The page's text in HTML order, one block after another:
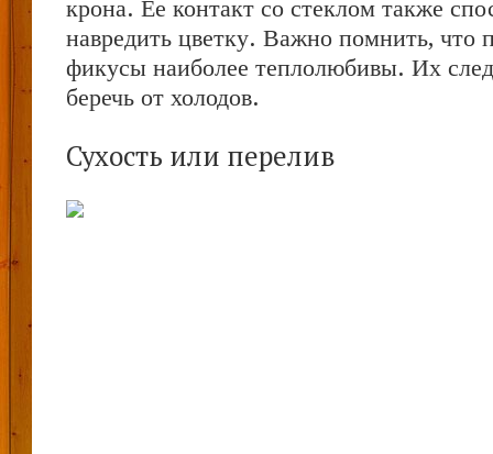
крона. Ее контакт со стеклом также
навредить цветку. Важно помнить, что
фикусы наиболее теплолюбивы. Их
беречь от холодов.
Сухость или перелив